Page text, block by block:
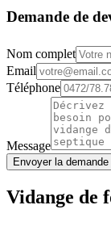
Demande de
Nom complet
Email
Téléphone
Message
Envoyer la demande
Vidange de